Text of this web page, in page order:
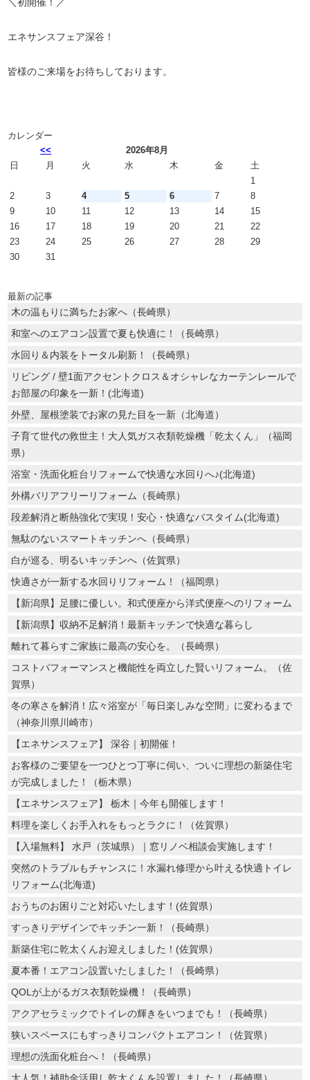
エネサンスフェア深谷！
皆様のご来場をお待ちしております。
カレンダー
<<
2026年8月
日
月 火 水 木 金
土
1
2
3 4 5 6 7
8
9
10 11 12 13 14
15
16
17 18 19 20 21
22
23
24 25 26 27 28
29
30
31
最新の記事
木の温もりに満ちたお家へ（長崎県）
和室へのエアコン設置で夏も快適に！（長崎県）
水回り＆内装をトータル刷新！（長崎県）
リビング / 壁1面アクセントクロス＆オシャレなカーテンレールで
お部屋の印象を一新！(北海道)
外壁、屋根塗装でお家の見た目を一新（北海道）
子育て世代の救世主！大人気ガス衣類乾燥機「乾太くん」（福岡
県）
浴室・洗面化粧台リフォームで快適な水回りへ♪(北海道)
外構バリアフリーリフォーム（長崎県）
段差解消と断熱強化で実現！安心・快適なバスタイム(北海道)
無駄のないスマートキッチンへ（長崎県）
白が巡る、明るいキッチンへ（佐賀県）
快適さが一新する水回りリフォーム！（福岡県）
【新潟県】足腰に優しい。和式便座から洋式便座へのリフォーム
【新潟県】収納不足解消！最新キッチンで快適な暮らし
離れて暮らすご家族に最高の安心を。（長崎県）
コストパフォーマンスと機能性を両立した賢いリフォーム。（佐
賀県）
冬の寒さを解消！広々浴室が「毎日楽しみな空間」に変わるまで
（神奈川県川崎市）
【エネサンスフェア】 深谷｜初開催！
お客様のご要望を一つひとつ丁寧に伺い、ついに理想の新築住宅
が完成しました！（栃木県）
【エネサンスフェア】 栃木｜今年も開催します！
料理を楽しくお手入れをもっとラクに！（佐賀県）
【入場無料】 水戸（茨城県）｜窓リノベ相談会実施します！
突然のトラブルもチャンスに！水漏れ修理から叶える快適トイレ
リフォーム(北海道)
おうちのお困りごと対応いたします！(佐賀県）
すっきりデザインでキッチン一新！（長崎県）
新築住宅に乾太くんお迎えしました！(佐賀県）
夏本番！エアコン設置いたしました！（長崎県）
QOLが上がるガス衣類乾燥機！（長崎県）
アクアセラミックでトイレの輝きをいつまでも！（長崎県）
狭いスペースにもすっきりコンパクトエアコン！（佐賀県）
理想の洗面化粧台へ！（長崎県）